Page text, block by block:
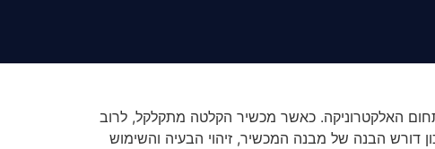
האלקטרוניקה. כאשר מכשיר הקלטה מתקלקל, לרוב
דורש הבנה של מבנה המכשיר, זיהוי הבעיה והשימוש